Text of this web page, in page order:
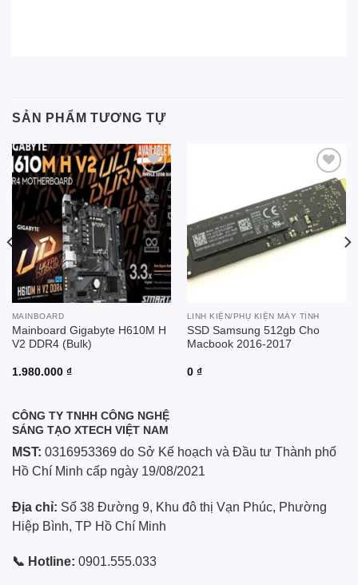
SẢN PHẨM TƯƠNG TỰ
Add to
wishlist
MAINBOARD
Mainboard Gigabyte H610M H
V2 DDR4 (Bulk)
1.980.000 ₫
Add to
wishlist
LINH KIỆN/PHỤ KIỆN MÁY TÍNH
SSD Samsung 512gb Cho
Macbook 2016-2017
0 ₫
CÔNG TY TNHH CÔNG NGHỆ
SÁNG TẠO XTECH VIỆT NAM
MST: 0316953369 do Sở Kế hoạch và Đầu tư Thành phố
Hồ Chí Minh cấp ngày 19/08/2021
Địa chỉ: Số 38 Đường 9, Khu đô thị Vạn Phúc, Phường
Hiệp Bình, TP Hồ Chí Minh
📞 Hotline: 0901.555.033